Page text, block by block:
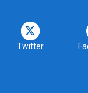
Twitter